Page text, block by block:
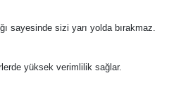
sayesinde sizi yarı yolda bırakmaz.
yüksek verimlilik sağlar.